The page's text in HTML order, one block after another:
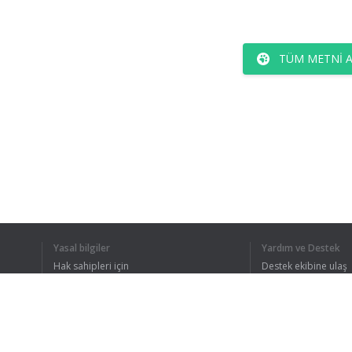
TÜM METNI
Yasal bilgiler
Hak sahipleri için
Yardım ve Destek
Destek ekibine ulaş